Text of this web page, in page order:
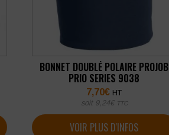
BONNET DOUBLÉ POLAIRE PROJOB
PRIO SERIES 9038
7,70€ HT
soit 9,24€ TTC
VOIR PLUS D'INFOS